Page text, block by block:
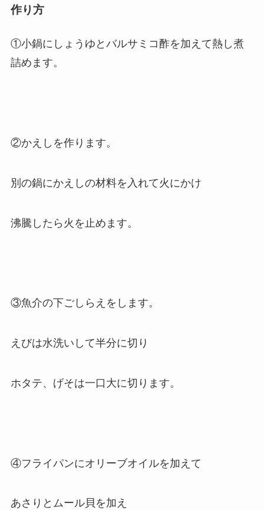
作り方
①小鍋にしょうゆとバルサミコ酢を加えて熱し煮
詰めます。
②かえしを作ります。
別の鍋にかえしの材料を入れて火にかけ
沸騰したら火を止めます。
③魚介の下ごしらえをします。
えびは水洗いして半分に切り
ホタテ、げそは一口大に切ります。
④フライパンにオリーブオイルを加えて
あさりとムール貝を加え